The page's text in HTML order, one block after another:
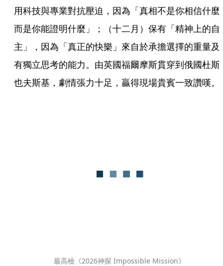
用科技與專業對抗壓迫，因為「真相不是你相信什麼
而是你能證明什麼」；（十二月）保有「精神上的自
主」，因為「真正的快樂」來自於承擔選擇的重量及
有獨立思考的能力。由英國福爾摩斯貫穿到俄國杜斯
也夫斯基，劇情張力十足，贏得現場貴賓一致讚嘆。
最高檢《2026神探 Impossible Mission》